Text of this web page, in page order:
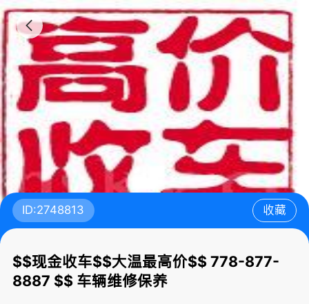
ID:2748813 收藏
$$现金收车$$大温最高价$$ 778-877-
8887 $$ 车辆维修保养